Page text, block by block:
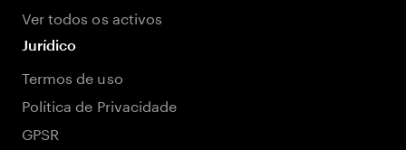
Ver todos os activos
Jurídico
Termos de uso
Política de Privacidade
GPSR